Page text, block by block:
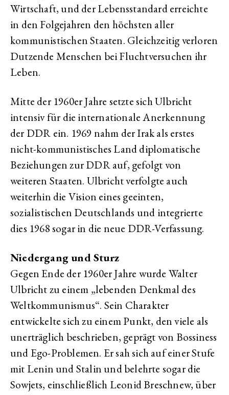
Wirtschaft, und der Lebensstandard erreichte
in den Folgejahren den höchsten aller
kommunistischen Staaten. Gleichzeitig verloren
Dutzende Menschen bei Fluchtversuchen ihr
Leben.
Mitte der 1960er Jahre setzte sich Ulbricht
intensiv für die internationale Anerkennung
der DDR ein. 1969 nahm der Irak als erstes
nicht-kommunistisches Land diplomatische
Beziehungen zur DDR auf, gefolgt von
weiteren Staaten. Ulbricht verfolgte auch
weiterhin die Vision eines geeinten,
sozialistischen Deutschlands und integrierte
dies 1968 sogar in die neue DDR-Verfassung.
Niedergang und Sturz
Gegen Ende der 1960er Jahre wurde Walter
Ulbricht zu einem „lebenden Denkmal des
Weltkommunismus“. Sein Charakter
entwickelte sich zu einem Punkt, den viele als
unerträglich beschrieben, geprägt von Bossiness
und Ego-Problemen. Er sah sich auf einer Stufe
mit Lenin und Stalin und belehrte sogar die
Sowjets, einschließlich Leonid Breschnew, über